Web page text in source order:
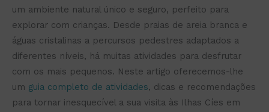
um ambiente natural único e seguro, perfeito para
explorar com crianças. Desde praias de areia branca e
águas cristalinas a percursos pedestres adaptados a
diferentes níveis, há muitas atividades para desfrutar
com os mais pequenos. Neste artigo oferecemos-lhe
um guia completo de atividades, dicas e recomendações
para tornar inesquecível a sua visita às Ilhas Cíes em